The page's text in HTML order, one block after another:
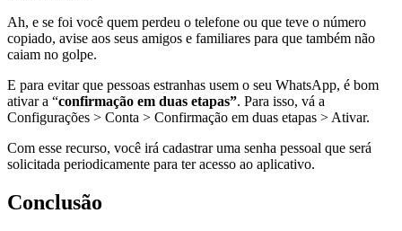
Ah, e se foi você quem perdeu o telefone ou que teve o número
copiado, avise aos seus amigos e familiares para que também não
caiam no golpe.
E para evitar que pessoas estranhas usem o seu WhatsApp, é bom
ativar a “confirmação em duas etapas”. Para isso, vá a
Configurações > Conta > Confirmação em duas etapas > Ativar.
Com esse recurso, você irá cadastrar uma senha pessoal que será
solicitada periodicamente para ter acesso ao aplicativo.
Conclusão